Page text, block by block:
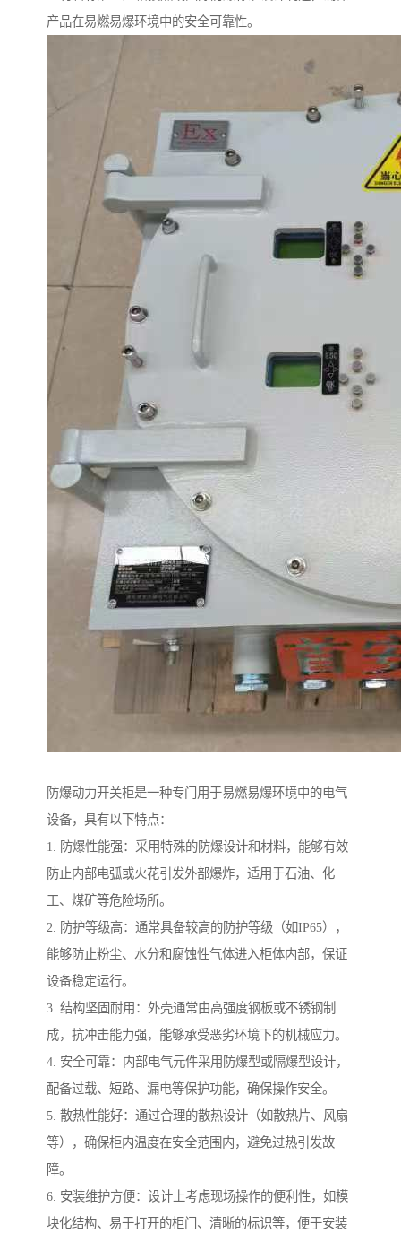
产品在易燃易爆环境中的安全可靠性。
防爆动力开关柜是一种专门用于易燃易爆环境中的电气
设备，具有以下特点：
1. 防爆性能强：采用特殊的防爆设计和材料，能够有效
防止内部电弧或火花引发外部爆炸，适用于石油、化
工、煤矿等危险场所。
2. 防护等级高：通常具备较高的防护等级（如IP65），
能够防止粉尘、水分和腐蚀性气体进入柜体内部，保证
设备稳定运行。
3. 结构坚固耐用：外壳通常由高强度钢板或不锈钢制
成，抗冲击能力强，能够承受恶劣环境下的机械应力。
4. 安全可靠：内部电气元件采用防爆型或隔爆型设计，
配备过载、短路、漏电等保护功能，确保操作安全。
5. 散热性能好：通过合理的散热设计（如散热片、风扇
等），确保柜内温度在安全范围内，避免过热引发故
障。
6. 安装维护方便：设计上考虑现场操作的便利性，如模
块化结构、易于打开的柜门、清晰的标识等，便于安装